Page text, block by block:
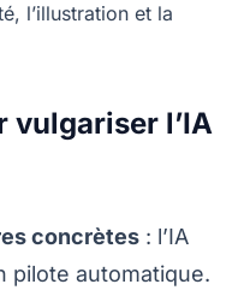
l’illustration et la
vulgariser l’IA
concrètes : l’IA
pilote automatique.